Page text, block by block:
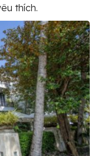
thích.